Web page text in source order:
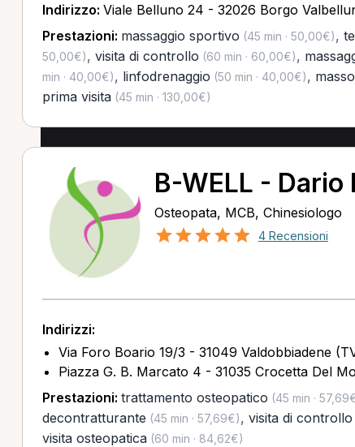
Indirizzo: Viale Belluno 24 - 32026 Borgo
Prestazioni: massaggio sportivo (45 min · 50,00€),
50,00€), visita di controllo (60 min · 60,00€),
min · 40,00€), linfodrenaggio (50 min · 40,00€),
prima visita(45 min · 130,00€)
B-WELL -
Osteopata, MCB, Chinesiologo
4 Recensioni
Indirizzi:
Via Foro Boario 19/3 - 31049 Valdobbiadene
Piazza G. B. Marcato 4 - 31035 Crocetta Del
Prestazioni: trattamento osteopatico (45 min ·
decontratturante (45 min · 57,69€), visita di controllo
visita osteopatica(60 min · 84,62€)